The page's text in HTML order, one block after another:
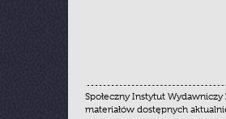
Społeczny Instytut
materiałów dostępnych